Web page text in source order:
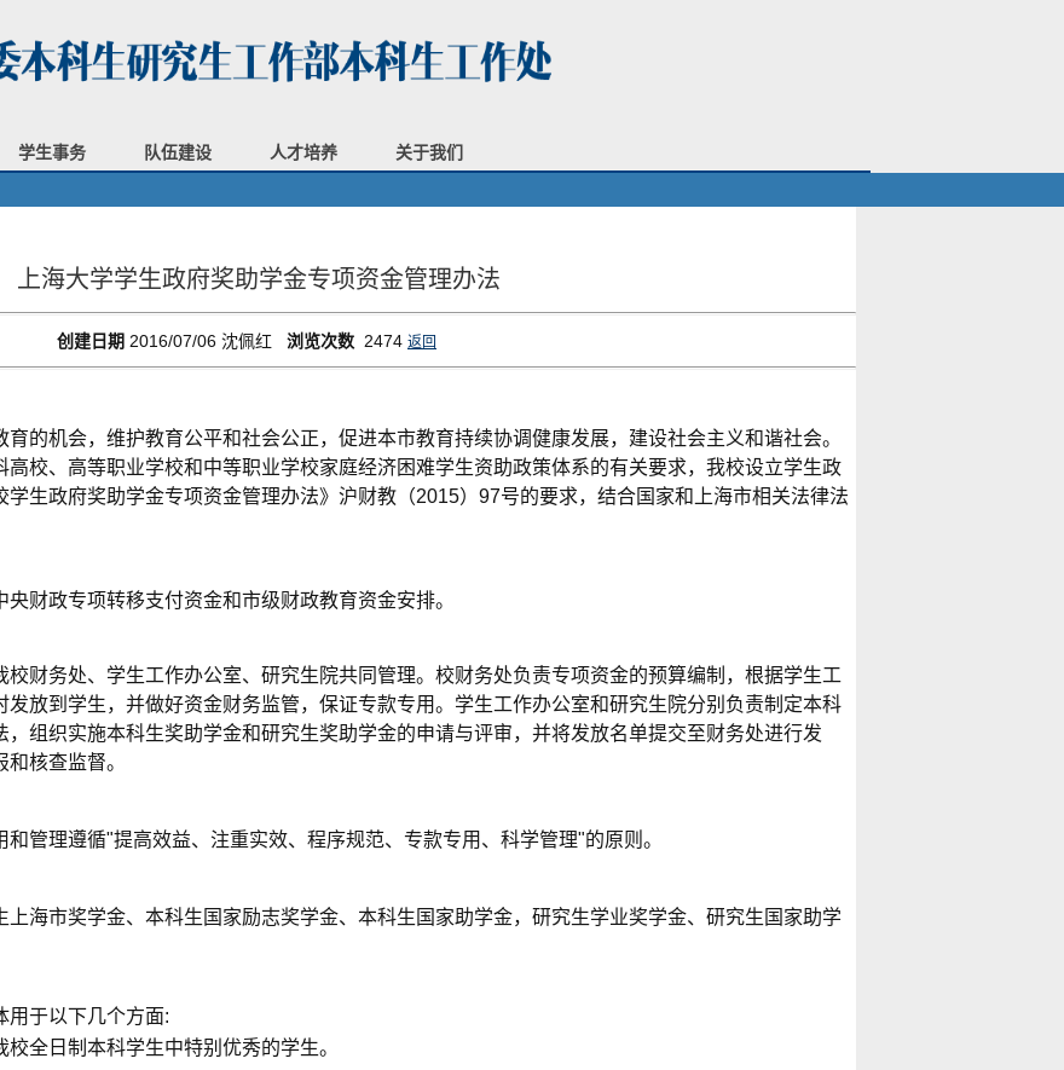
学生事务 队伍建设 人才培养 关于我们
上海大学学生政府奖助学金专项资金管理办法
创建日期 2016/07/06 沈佩红 浏览次数 2474 返回
机会，维护教育公平和社会公正，促进本市教育持续协调健康发展，建设社会主义和谐社会。
校、高等职业学校和中等职业学校家庭经济困难学生资助政策体系的有关要求，我校设立学生政
生政府奖助学金专项资金管理办法》沪财教（2015） 97号的要求，结合国家和上海市相关法律法
政专项转移支付资金和市级财政教育资金安排。
务处、学生工作办公室、研究生院共同管理。校财务处负责专项资金的预算编制，根据学生工
放到学生，并做好资金财务监管，保证专款专用。学生工作办公室和研究生院分别负责制定本科
组织实施本科生奖助学金和研究生奖助学金的申请与评审，并将发放名单提交至财务处进行发
核查监督。
和管理遵循"提高效益、注重实效、程序规范、专款专用、科学管理"的原则。
市奖学金、本科生国家励志奖学金、本科生国家助学金，研究生学业奖学金、研究生国家助学
于以下几个方面:
全日制本科学生中特别优秀的学生。